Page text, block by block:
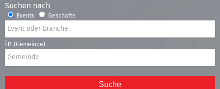
Suchen nach
Events Geschäfte
in (Gemeinde)
Suche